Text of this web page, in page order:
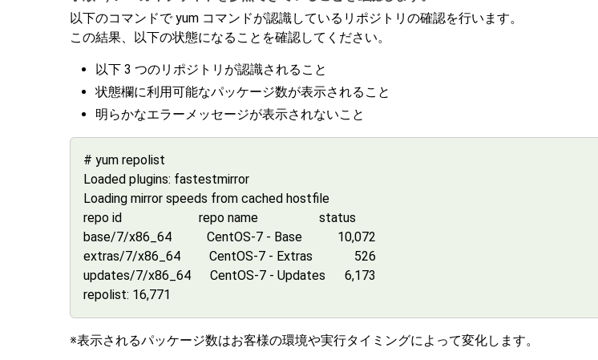
以下のコマンドで yum コマンドが認識しているリポジトリの確認を行います。
この結果、以下の状態になることを確認してください。
以下 3 つのリポジトリが認識されること
状態欄に利用可能なパッケージ数が表示されること
明らかなエラーメッセージが表示されないこと
# yum repolist
Loaded plugins: fastestmirror
Loading mirror speeds from cached hostfile
repo id repo name status
base/7/x86_64 CentOS-7 - Base 10,072
extras/7/x86_64 CentOS-7 - Extras 526
updates/7/x86_64 CentOS-7 - Updates 6,173
repolist: 16,771
※表示されるパッケージ数はお客様の環境や実行タイミングによって変化します。